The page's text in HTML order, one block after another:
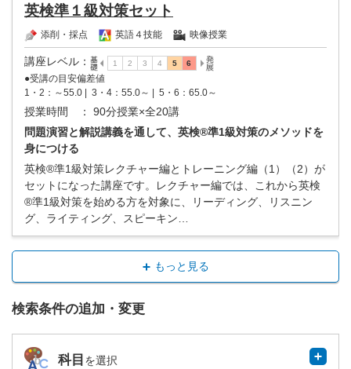
英検準１級対策セット
添削・採点 英語４技能 映像授業
講座レベル ：
●受講の目安偏差値
1・2：～55.0 |
3・4：55.0～ | 5・6：65.0～
授業時間
： 90分授業×全20講
問題演習と解説講義を通して、英検®準1級対策のメソッドを
身につける
英検®準1級対策レクチャー編とトレーニング編（1）（2）が
セットになった講座です。レクチャー編では、これから英検
®準1級対策を始める方を対象に、リーディング、リスニン
グ、ライティング、スピーキン…
もっと見る
検索条件の追加・変更
科目 を選択